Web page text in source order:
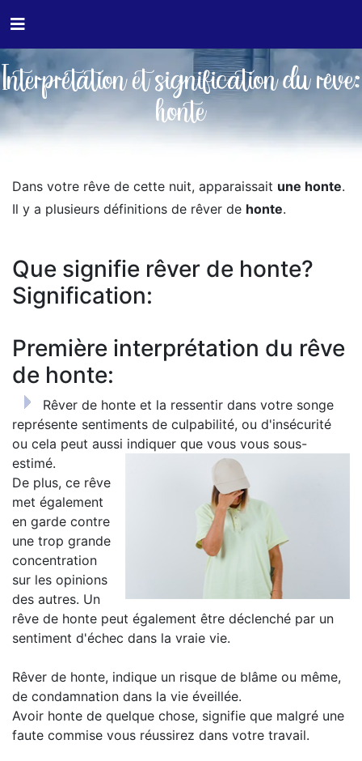
Interprétation et signification du rêve:
honte
Dans votre rêve de cette nuit, apparaissait une honte.
Il y a plusieurs définitions de rêver de honte.
Que signifie rêver de honte?
Signification:
Première interprétation du rêve
de honte:
Rêver de honte et la ressentir dans votre songe
représente sentiments de culpabilité, ou d'insécurité
ou cela peut aussi indiquer que vous vous sous-
estimé.
De plus, ce rêve
met également
en garde contre
une trop grande
concentration
sur les opinions
des autres. Un
rêve de honte peut également être déclenché par un
sentiment d'échec dans la vraie vie.
Rêver de honte, indique un risque de blâme ou même,
de condamnation dans la vie éveillée.
Avoir honte de quelque chose, signifie que malgré une
faute commise vous réussirez dans votre travail.